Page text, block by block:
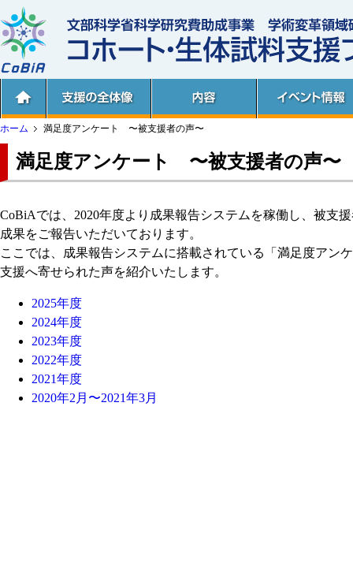
ホーム 満足度アンケート 〜被支援者の声〜
満足度アンケート 〜被支援者の声〜
CoBiAでは、2020年度より成果報告システムを稼働し、被支
成果をご報告いただいております。
ここでは、成果報告システムに搭載されている「満足度アン
支援へ寄せられた声を紹介いたします。
2025年度
2024年度
2023年度
2022年度
2021年度
2020年2月〜2021年3月